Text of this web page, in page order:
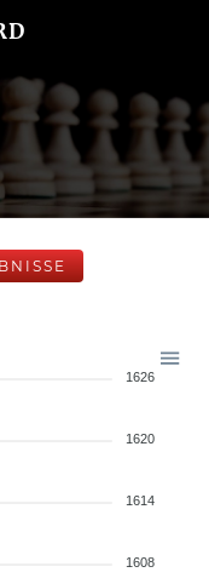
1626
1620
1614
1608